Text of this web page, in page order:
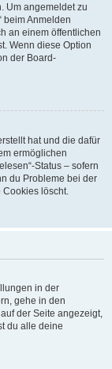
Um angemeldet zu
beim Anmelden
an einem öffentlichen
Wenn diese Option
der Board-
hat und die dafür
ermöglichen
Status – sofern
du Probleme bei der
Cookies löscht.
in der
gehe in den
der Seite angezeigt,
du alle deine